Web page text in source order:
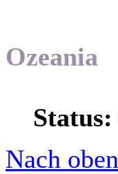
Ozeania
Status:
Nach oben